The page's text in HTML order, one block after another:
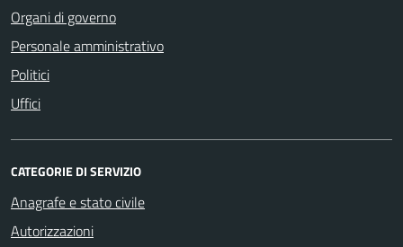
Organi di governo
Personale amministrativo
Politici
Uffici
CATEGORIE DI SERVIZIO
Anagrafe e stato civile
Autorizzazioni